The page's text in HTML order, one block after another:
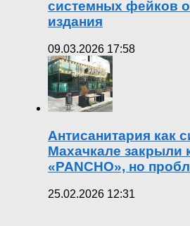
системных фейков
издания
09.03.2026 17:58
Антисанитария как
Махачкале закрыли
«PANCHO», но
25.02.2026 12:31